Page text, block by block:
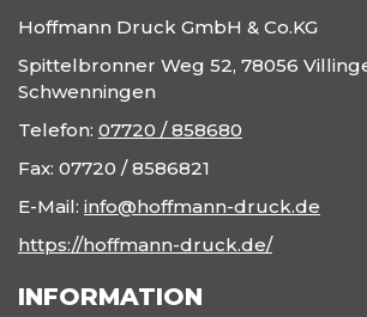
Hoffmann Druck GmbH & Co.KG
Spittelbronner Weg 52, 78056
Schwenningen
Telefon: 07720 / 858680
Fax: 07720 / 8586821
E-Mail: info@hoffmann-druck.de
https://hoffmann-druck.de/
INFORMATION